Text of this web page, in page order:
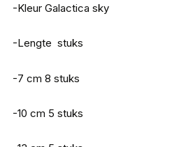
-Kleur Galactica sky
-Lengte stuks
-7 cm 8 stuks
-10 cm 5 stuks